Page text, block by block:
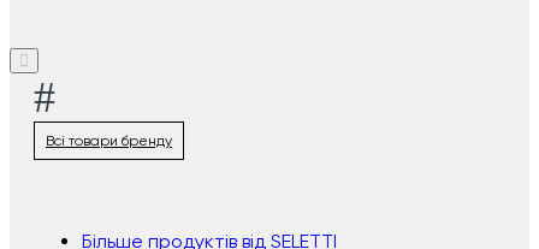
#
Всі товари бренду
Більше продуктів від SELETTI